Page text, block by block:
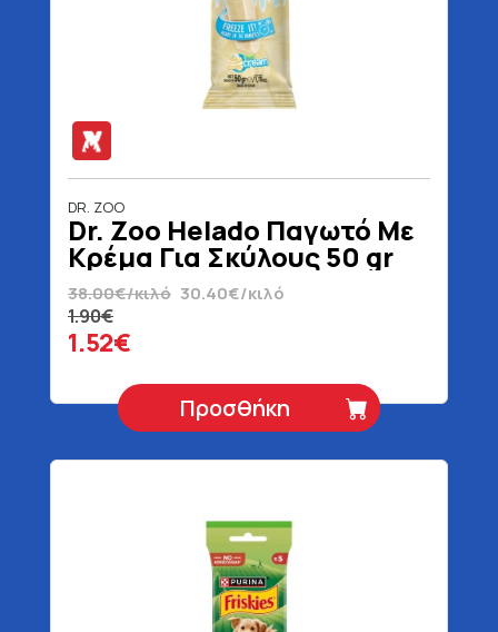
DR. ZOO
Dr. Zoo Helado Παγωτό Με
Κρέμα Για Σκύλους 50 gr
38.00€/κιλό 30.40€/κιλό
1.90€
1.52€
Προσθήκη